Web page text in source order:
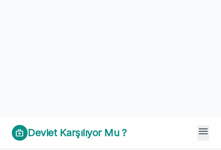
medical_services Devlet Karşılıyor Mu ? menu